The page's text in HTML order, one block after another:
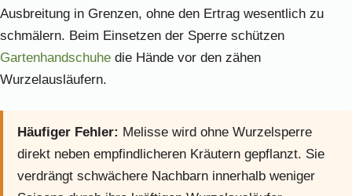
Ausbreitung in Grenzen, ohne den Ertrag wesentlich zu
schmälern. Beim Einsetzen der Sperre schützen
Gartenhandschuhe die Hände vor den zähen
Wurzelausläufern.
Häufiger Fehler: Melisse wird ohne Wurzelsperre
direkt neben empfindlicheren Kräutern gepflanzt. Sie
verdrängt schwächere Nachbarn innerhalb weniger